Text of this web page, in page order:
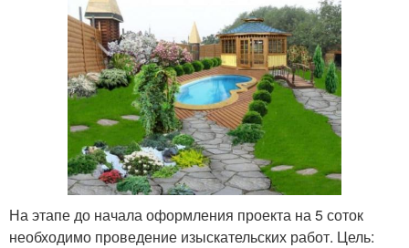
На этапе до начала оформления проекта на 5 соток
необходимо проведение изыскательских работ. Цель: